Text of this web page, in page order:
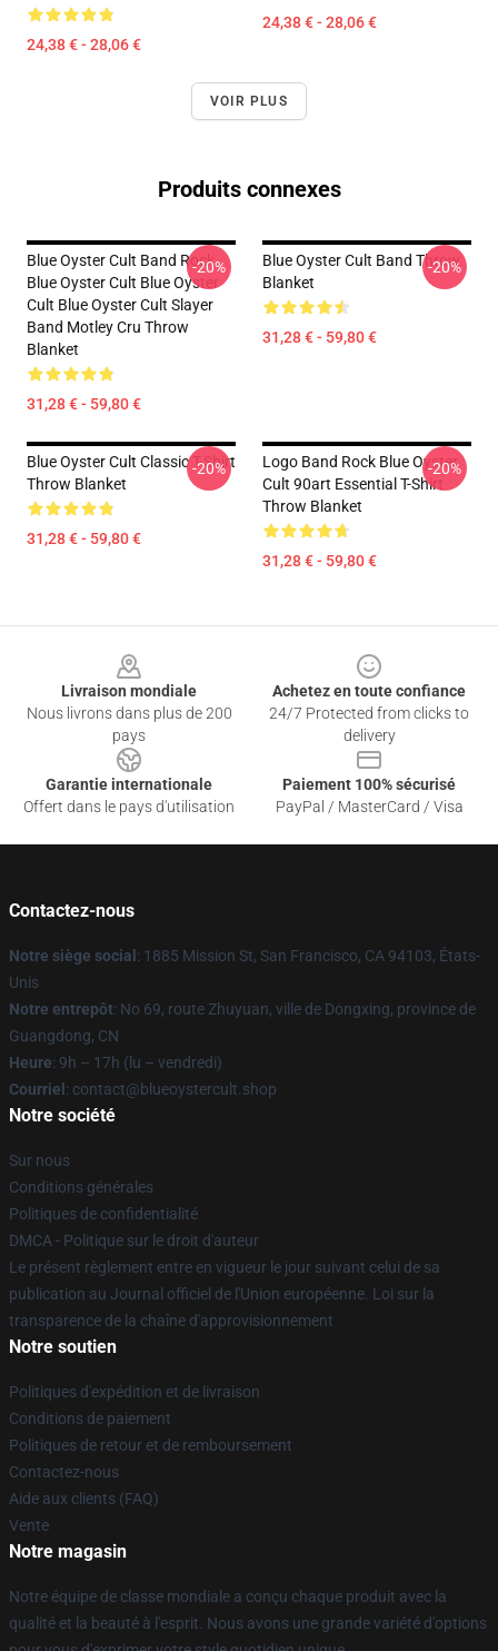
24,38 € - 28,06 €
24,38 € - 28,06 €
VOIR PLUS
Produits connexes
Blue Oyster Cult Band Rock
Blue Oyster Cult Blue Oyster
Cult Blue Oyster Cult Slayer
Band Motley Cru Throw
Blanket
31,28 € - 59,80 €
-20%
Blue Oyster Cult Band Throw
Blanket
31,28 € - 59,80 €
-20%
Blue Oyster Cult Classic T-Shirt
Throw Blanket
31,28 € - 59,80 €
-20%
Logo Band Rock Blue Oyster
Cult 90art Essential T-Shirt
Throw Blanket
31,28 € - 59,80 €
-20%
Livraison mondiale
Nous livrons dans plus de 200
pays
Achetez en toute confiance
24/7 Protected from clicks to
delivery
Garantie internationale
Offert dans le pays d'utilisation
Paiement 100% sécurisé
PayPal / MasterCard / Visa
Contactez-nous
Notre siège social : 1885 Mission St, San Francisco, CA 94103, États-
Unis
Notre entrepôt: No 69, route Zhuyuan, ville de Dongxing, province de
Guangdong, CN
Heure: 9h – 17h (lu – vendredi)
Courriel : contact@blueoystercult.shop
Notre société
Sur nous
Conditions générales
Politiques de confidentialité
DMCA - Politique sur le droit d'auteur
Le présent règlement entre en vigueur le jour suivant celui de sa
publication au Journal officiel de l'Union européenne. Loi sur la
transparence de la chaîne d'approvisionnement
Notre soutien
Politiques d'expédition et de livraison
Conditions de paiement
Politiques de retour et de remboursement
Contactez-nous
Aide aux clients (FAQ)
Vente
Notre magasin
Notre équipe de classe mondiale a conçu chaque produit avec la
qualité et la beauté à l'esprit. Nous avons une grande variété d'options